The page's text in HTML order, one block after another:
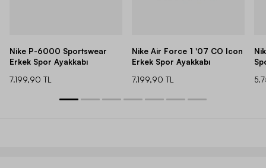
Nike P-6000 Sportswear
Erkek Spor Ayakkabı
7.199,90 TL
Nike Air Force 1 '07 CO Icon
Erkek Spor Ayakkabı
7.199,90 TL